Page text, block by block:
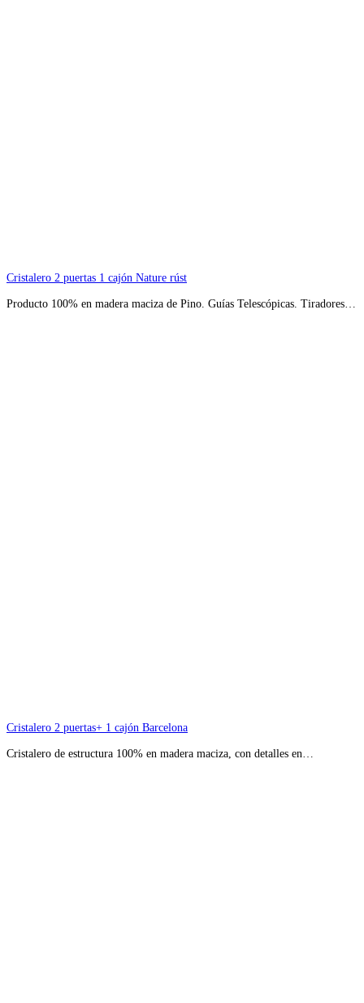
Cristalero 2 puertas 1 cajón Nature rúst
Producto 100% en madera maciza de Pino. Guías Telescópicas. Tiradores…
Cristalero 2 puertas+ 1 cajón Barcelona
Cristalero de estructura 100% en madera maciza, con detalles en…